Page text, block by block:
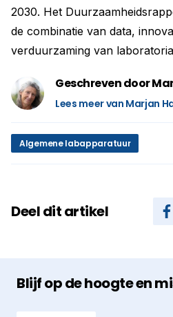
2030. Het
de combinatie van data,
verduurzaming van
Geschreven door
Lees meer van Marjan
Algemene labapparatuur
Deel dit artikel
Blijf op de hoogte en